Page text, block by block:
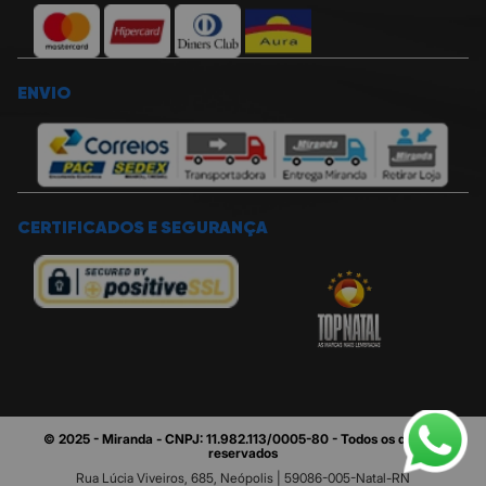
ENVIO
CERTIFICADOS E SEGURANÇA
© 2025 - Miranda - CNPJ: 11.982.113/0005-80 - Todos os direitos
reservados
Rua Lúcia Viveiros, 685, Neópolis | 59086-005-Natal-RN